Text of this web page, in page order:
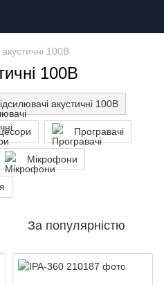
100В
100В
акустичні 100В
Програвачі
Мікрофони
За популярністю